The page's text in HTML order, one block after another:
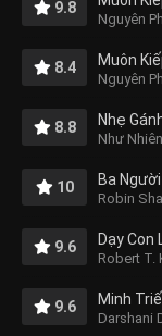
9.8
Nguyên
8.4 Muôn
Nguyên
8.8 Nhẹ
Như
10 Ba
Robin
9.6 Dạy Con
Robert T.
9.6 Minh
Darshani